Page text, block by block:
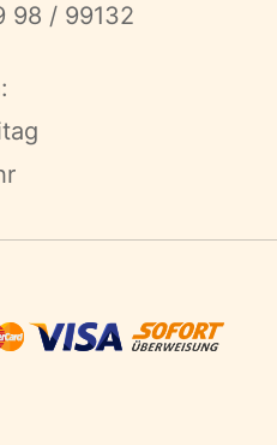
98 / 99132